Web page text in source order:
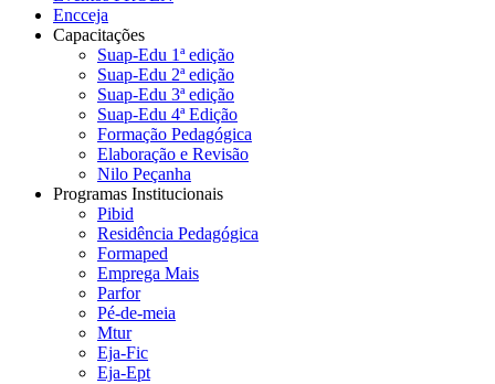
Encceja
Capacitações
Suap-Edu 1ª edição
Suap-Edu 2ª edição
Suap-Edu 3ª edição
Suap-Edu 4ª Edição
Formação Pedagógica
Elaboração e Revisão
Nilo Peçanha
Programas Institucionais
Pibid
Residência Pedagógica
Formaped
Emprega Mais
Parfor
Pé-de-meia
Mtur
Eja-Fic
Eja-Ept